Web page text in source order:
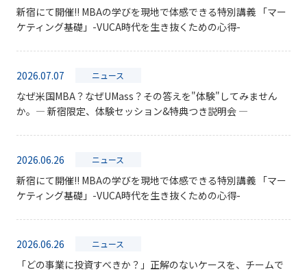
新宿にて開催!! MBAの学びを現地で体感できる特別講義 「マー
ケティング基礎」-VUCA時代を生き抜くための心得-
2026.07.07 ニュース
なぜ米国MBA？なぜUMass？その答えを"体験"してみません
か。― 新宿限定、体験セッション&特典つき説明会 ―
2026.06.26 ニュース
新宿にて開催!! MBAの学びを現地で体感できる特別講義 「マー
ケティング基礎」-VUCA時代を生き抜くための心得-
2026.06.26 ニュース
「どの事業に投資すべきか？」正解のないケースを、チームで